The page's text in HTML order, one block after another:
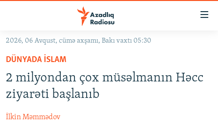
Əsas
qayıt
Əsas
naviqasiyaya
qayıt
Axtarışa
#İZAHLA
KORRUPSIOMETR
#ƏSLINDƏ
FƏRQƏ BAX
2026, 06 Avqust, cümə axşamı, Bakı vaxtı 05:30
DÜNYADA İSLAM
2 milyondan çox müsəlmanın Həcc
ziyarəti başlanıb
İlkin Məmmədov